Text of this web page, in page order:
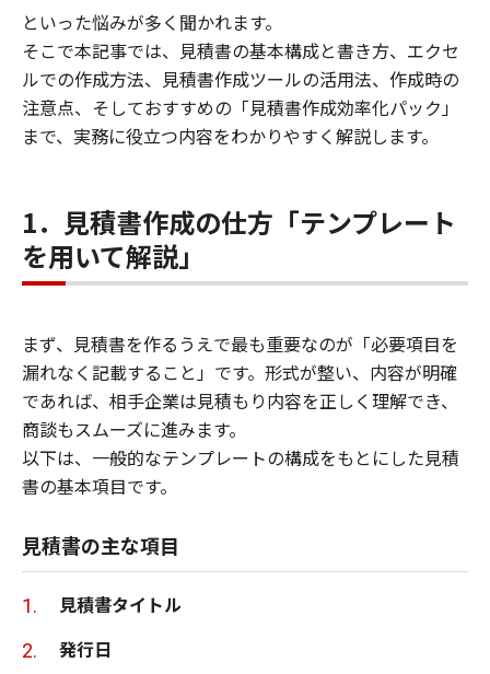
といった悩みが多く聞かれます。
そこで本記事では、見積書の基本構成と書き方、エクセ
ルでの作成方法、見積書作成ツールの活用法、作成時の
注意点、そしておすすめの「見積書作成効率化パック」
まで、実務に役立つ内容をわかりやすく解説します。
1．見積書作成の仕方「テンプレート
を用いて解説」
まず、見積書を作るうえで最も重要なのが「必要項目を
漏れなく記載すること」です。形式が整い、内容が明確
であれば、相手企業は見積もり内容を正しく理解でき、
商談もスムーズに進みます。
以下は、一般的なテンプレートの構成をもとにした見積
書の基本項目です。
見積書の主な項目
見積書タイトル
発行日